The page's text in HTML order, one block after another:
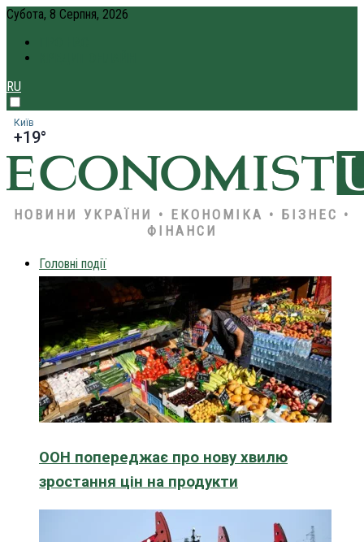
Субота, 8 Серпня, 2026
RU
Київ
+19°
НОВИНИ УКРАЇНИ • ЕКОНОМІКА • БІЗНЕС •
ФІНАНСИ
Головні події
ООН попереджає про нову хвилю
зростання цін на продукти